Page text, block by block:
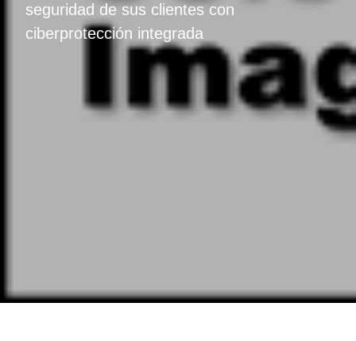
seguridad de sus clientes con
ciberprotección integrada